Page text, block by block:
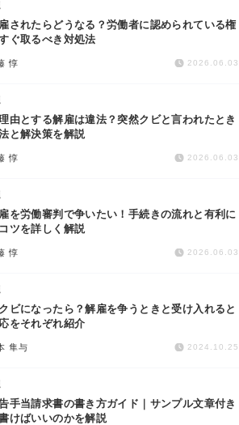
されたらどうなる？労働者に認められている権
ぐ取るべき対処法
惇 2026.06.03
由とする解雇は違法？突然クビと言われたとき
と解決策を解説
惇 2026.06.03
を労働審判で争いたい！手続きの流れと有利に
ツを詳しく解説
惇 2026.06.03
ビになったら？解雇を争うときと受け入れると
をそれぞれ紹介
隼与 2024.10.25
手当請求書の書き方ガイド｜サンプル文章付き
けばいいのかを解説